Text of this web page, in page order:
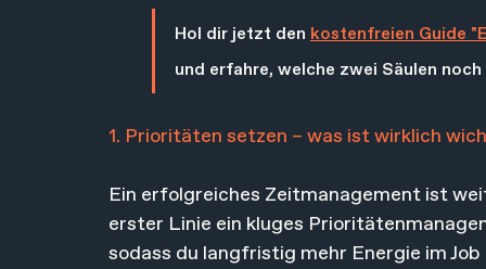
Hol dir jetzt den kostenfreien Guide
und erfahre, welche zwei Säulen
1. Prioritäten setzen – was ist wirklich
Ein erfolgreiches Zeitmanagement ist
erster Linie ein kluges
sodass du langfristig mehr Energie im